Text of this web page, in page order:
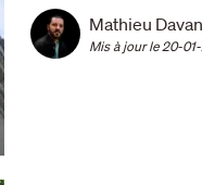
Mathieu
Mis à jour le 20-